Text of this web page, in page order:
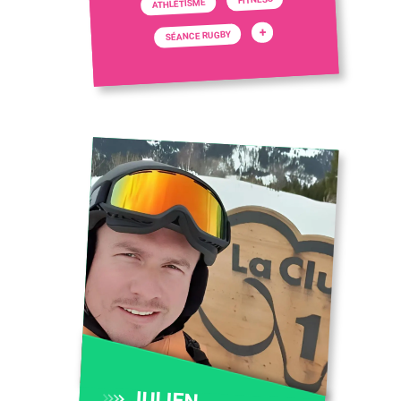
ATHLÉTISME
SÉANCE RUGBY +